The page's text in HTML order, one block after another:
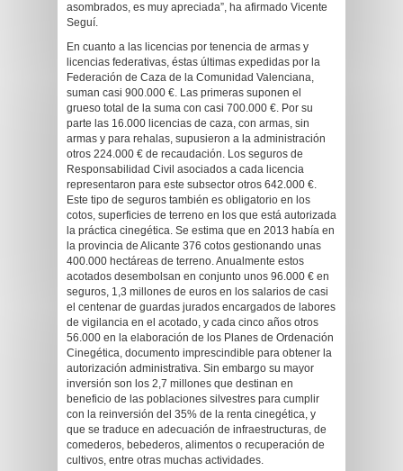
asombrados, es muy apreciada”, ha afirmado Vicente
Seguí.
En cuanto a las licencias por tenencia de armas y
licencias federativas, éstas últimas expedidas por la
Federación de Caza de la Comunidad Valenciana,
suman casi 900.000 €. Las primeras suponen el
grueso total de la suma con casi 700.000 €. Por su
parte las 16.000 licencias de caza, con armas, sin
armas y para rehalas, supusieron a la administración
otros 224.000 € de recaudación. Los seguros de
Responsabilidad Civil asociados a cada licencia
representaron para este subsector otros 642.000 €.
Este tipo de seguros también es obligatorio en los
cotos, superficies de terreno en los que está autorizada
la práctica cinegética. Se estima que en 2013 había en
la provincia de Alicante 376 cotos gestionando unas
400.000 hectáreas de terreno. Anualmente estos
acotados desembolsan en conjunto unos 96.000 € en
seguros, 1,3 millones de euros en los salarios de casi
el centenar de guardas jurados encargados de labores
de vigilancia en el acotado, y cada cinco años otros
56.000 en la elaboración de los Planes de Ordenación
Cinegética, documento imprescindible para obtener la
autorización administrativa. Sin embargo su mayor
inversión son los 2,7 millones que destinan en
beneficio de las poblaciones silvestres para cumplir
con la reinversión del 35% de la renta cinegética, y
que se traduce en adecuación de infraestructuras, de
comederos, bebederos, alimentos o recuperación de
cultivos, entre otras muchas actividades.